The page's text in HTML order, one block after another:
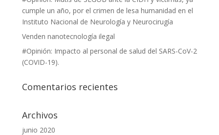
cumple un año, por el crimen de lesa humanidad en el
Instituto Nacional de Neurología y Neurocirugía
Venden nanotecnología ilegal
#Opinión: Impacto al personal de salud del SARS-CoV-2
(COVID-19).
Comentarios recientes
Archivos
junio 2020